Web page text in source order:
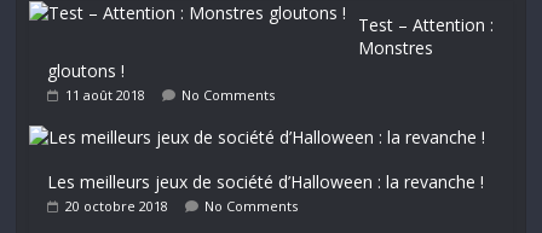
Test – Attention :
Monstres
gloutons !
11 août 2018 No Comments
Les meilleurs jeux de société d’Halloween : la revanche !
20 octobre 2018 No Comments